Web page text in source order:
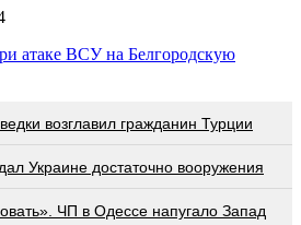
атаке ВСУ на Белгородскую
возглавил гражданин Турции
Украине достаточно вооружения
ЧП в Одессе напугало Запад